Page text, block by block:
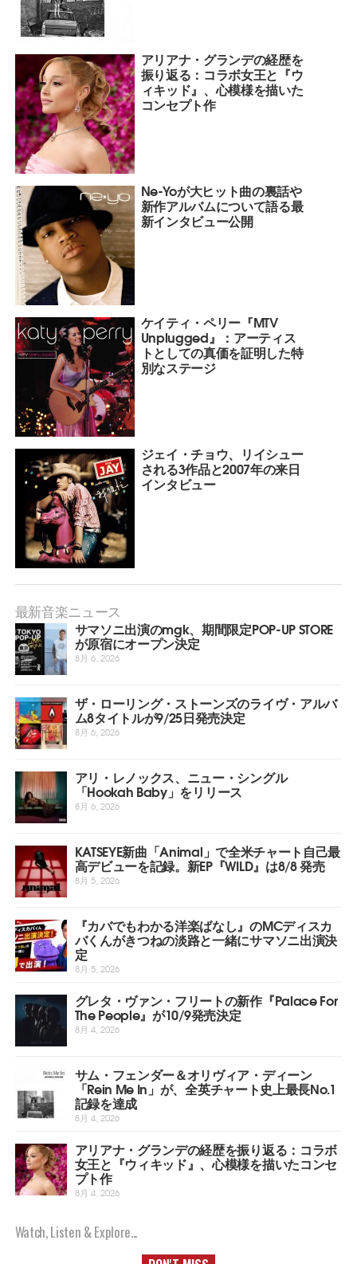
アリアナ・グランデの経歴を
振り返る：コラボ女王と『ウ
ィキッド』、心模様を描いた
コンセプト作
Ne-Yoが大ヒット曲の裏話や
新作アルバムについて語る最
新インタビュー公開
ケイティ・ペリー『MTV
Unplugged』：アーティス
トとしての真価を証明した特
別なステージ
ジェイ・チョウ、リイシュー
される3作品と2007年の来日
インタビュー
最新音楽ニュース
サマソニ出演のmgk、期間限定POP-UP STORE
が原宿にオープン決定
8月 6, 2026
ザ・ローリング・ストーンズのライヴ・アルバ
ム8タイトルが9/25日発売決定
8月 6, 2026
アリ・レノックス、ニュー・シングル
「Hookah Baby」をリリース
8月 6, 2026
KATSEYE新曲「Animal」で全米チャート自己最
高デビューを記録。新EP『WILD』は8/8 発売
8月 5, 2026
『カバでもわかる洋楽ばなし』のMCディスカ
バくんがきつねの淡路と一緒にサマソニ出演決
定
8月 5, 2026
グレタ・ヴァン・フリートの新作『Palace For
The People』が10/9発売決定
8月 4, 2026
サム・フェンダー＆オリヴィア・ディーン
「Rein Me In」が、全英チャート史上最長No.1
記録を達成
8月 4, 2026
アリアナ・グランデの経歴を振り返る：コラボ
女王と『ウィキッド』、心模様を描いたコンセ
プト作
8月 4, 2026
Watch, Listen & Explore...